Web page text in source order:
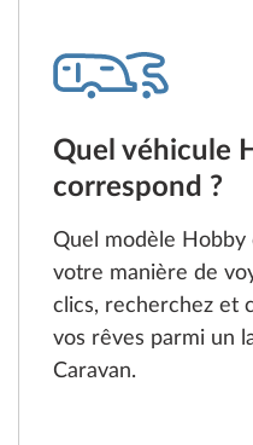
Quel véhicule
correspond ?
Quel modèle Hobby
votre manière de
clics, recherchez et
vos rêves parmi un
Caravan.